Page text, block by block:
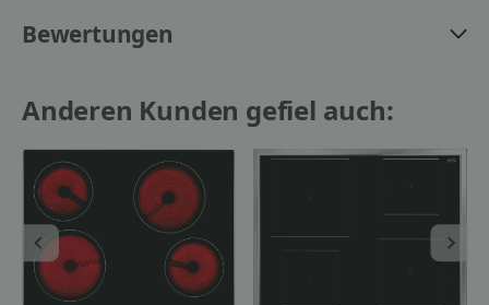
Bewertungen
Anderen Kunden gefiel auch: